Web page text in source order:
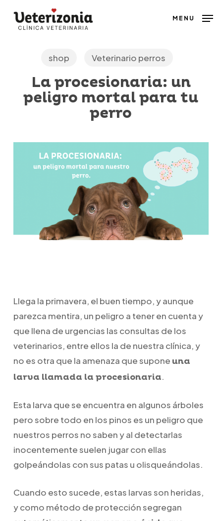
MENU
shop Veterinario perros
La procesionaria: un
peligro mortal para tu
perro
Llega la primavera, el buen tiempo, y aunque
parezca mentira, un peligro a tener en cuenta y
que llena de urgencias las consultas de los
veterinarios, entre ellos la de nuestra clínica, y
no es otra que la amenaza que supone una
larva llamada la procesionaria.
Esta larva que se encuentra en algunos árboles
pero sobre todo en los pinos es un peligro que
nuestros perros no saben y al detectarlas
inocentemente suelen jugar con ellas
golpeándolas con sus patas u olisqueándolas.
Cuando esto sucede, estas larvas son heridas,
y como método de protección segregan